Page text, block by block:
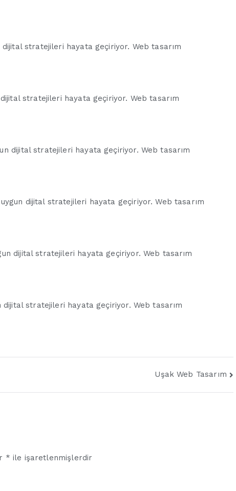
dijital stratejileri hayata geçiriyor. Web tasarım
stratejileri hayata geçiriyor. Web tasarım
dijital stratejileri hayata geçiriyor. Web tasarım
dijital stratejileri hayata geçiriyor. Web tasarım
dijital stratejileri hayata geçiriyor. Web tasarım
dijital stratejileri hayata geçiriyor. Web tasarım
Uşak Web Tasarım
* ile işaretlenmişlerdir